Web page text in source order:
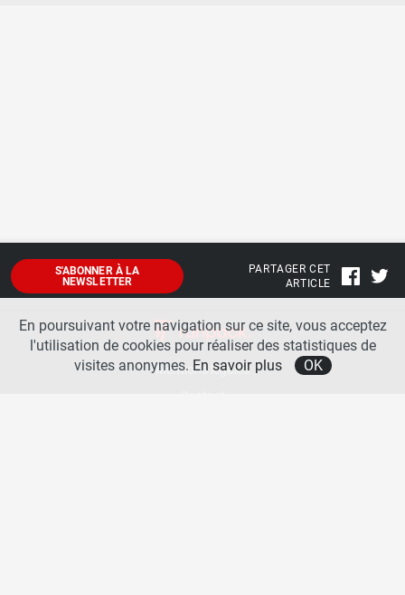
S'ABONNER À LA
NEWSLETTER
PARTAGER CET
ARTICLE
Mentions légales
En poursuivant votre navigation sur ce site, vous acceptez
l'utilisation de cookies pour réaliser des statistiques de
visites anonymes. En savoir plus OK